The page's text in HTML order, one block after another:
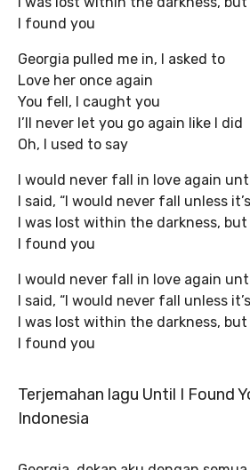
I found you
Georgia pulled me in, I asked to
Love her once again
You fell, I caught you
I’ll never let you go again like I did
Oh, I used to say
I would never fall in love again
I said, “I would never fall unless
I was lost within the darkness,
I found you
I would never fall in love again
I said, “I would never fall unless
I was lost within the darkness,
I found you
Terjemahan lagu Until I Found
Indonesia